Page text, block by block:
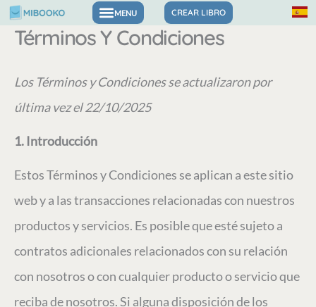
CREAR LIBRO
Términos Y Condiciones
Los Términos y Condiciones se actualizaron por
última vez el 22/10/2025
1. Introducción
Estos Términos y Condiciones se aplican a este sitio
web y a las transacciones relacionadas con nuestros
productos y servicios. Es posible que esté sujeto a
contratos adicionales relacionados con su relación
con nosotros o con cualquier producto o servicio que
reciba de nosotros. Si alguna disposición de los